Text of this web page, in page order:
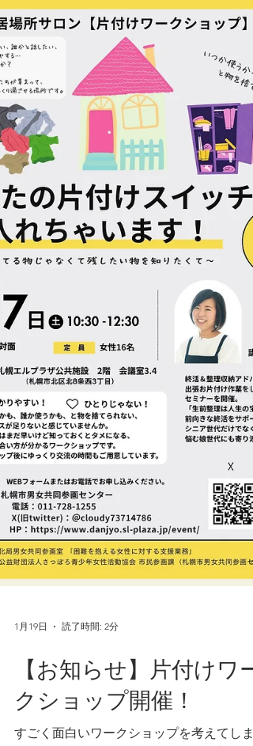
どうしても物を捨てられない人、必見！物
私のしがらみ分析ワーク。2026年4月、5月
片付け講座開催します。